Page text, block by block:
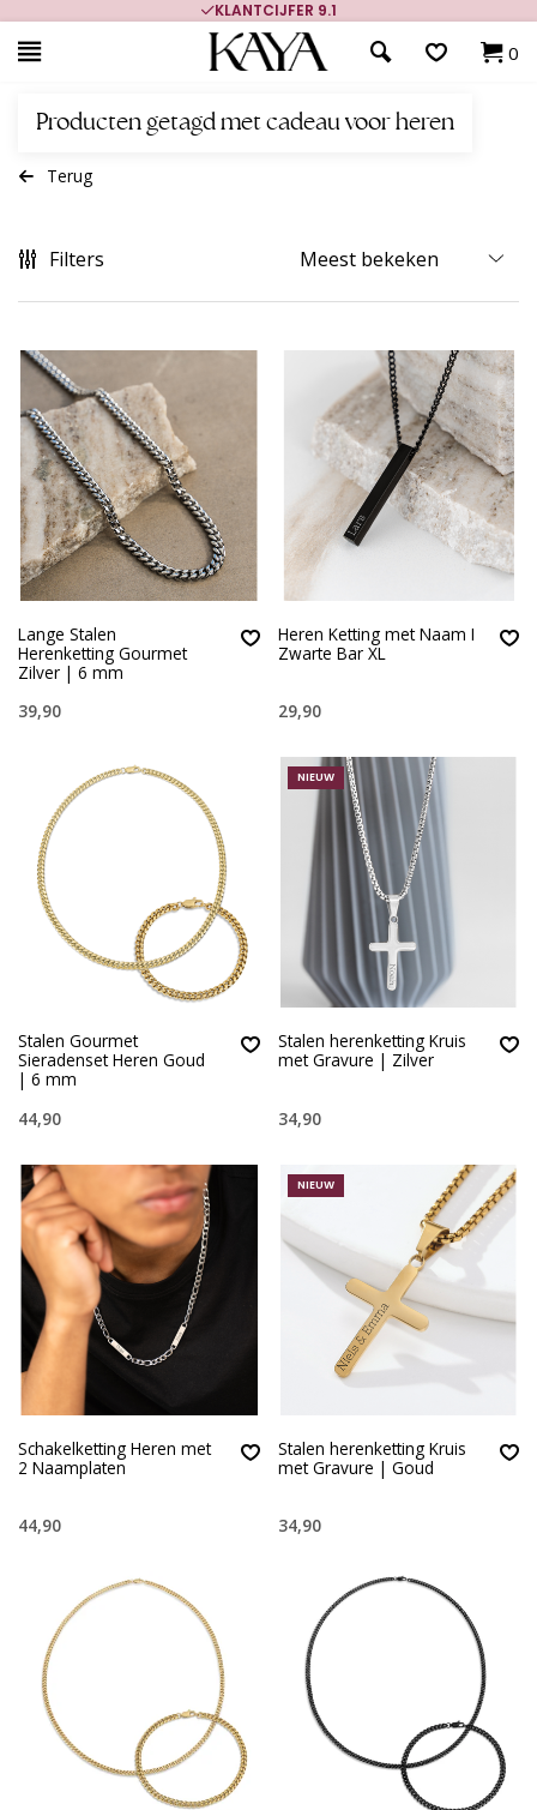
KLANTCIJFER 9.1
0
Producten getagd met cadeau voor heren
Terug
Filters
Lange Stalen
Herenketting Gourmet
Zilver | 6 mm
39,90
Heren Ketting met Naam I
Zwarte Bar XL
29,90
Stalen Gourmet
Sieradenset Heren Goud
| 6 mm
44,90
NIEUW
Stalen herenketting Kruis
met Gravure | Zilver
34,90
Schakelketting Heren met
2 Naamplaten
44,90
NIEUW
Stalen herenketting Kruis
met Gravure | Goud
34,90